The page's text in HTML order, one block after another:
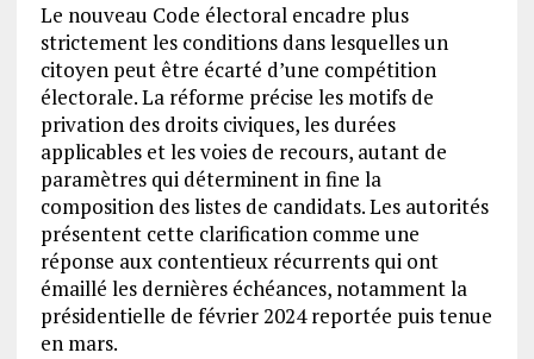
Le nouveau Code électoral encadre plus
strictement les conditions dans lesquelles un
citoyen peut être écarté d’une compétition
électorale. La réforme précise les motifs de
privation des droits civiques, les durées
applicables et les voies de recours, autant de
paramètres qui déterminent in fine la
composition des listes de candidats. Les autorités
présentent cette clarification comme une
réponse aux contentieux récurrents qui ont
émaillé les dernières échéances, notamment la
présidentielle de février 2024 reportée puis tenue
en mars.